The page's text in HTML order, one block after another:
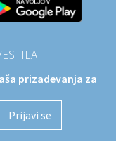
prizadevanja za